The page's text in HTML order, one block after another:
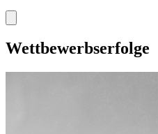
Wettbewerbserfolge